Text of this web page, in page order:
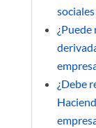
¿Debe